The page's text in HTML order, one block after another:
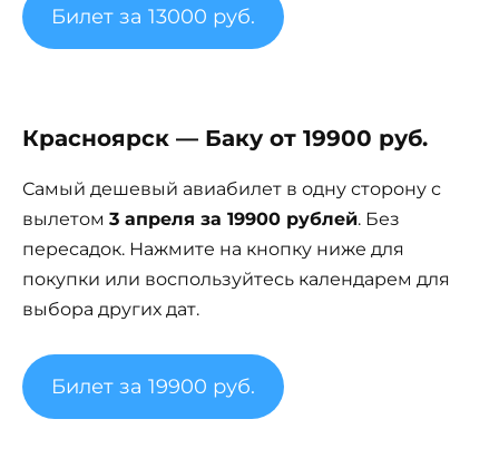
Билет за 13000 руб.
Красноярск — Баку от 19900 руб.
Самый дешевый авиабилет в одну сторону с
вылетом 3 апреля за 19900 рублей. Без
пересадок. Нажмите на кнопку ниже для
покупки или воспользуйтесь календарем для
выбора других дат.
Билет за 19900 руб.